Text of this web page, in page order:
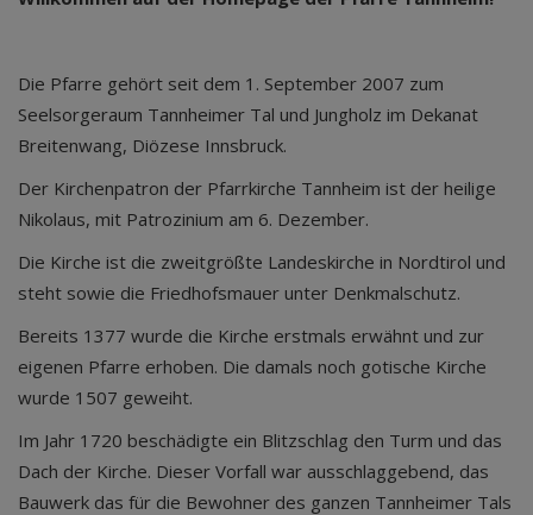
Die Pfarre gehört seit dem 1. September 2007 zum
Seelsorgeraum Tannheimer Tal und Jungholz im Dekanat
Breitenwang, Diözese Innsbruck.
Der Kirchenpatron der Pfarrkirche Tannheim ist der heilige
Nikolaus, mit Patrozinium am 6. Dezember.
Die Kirche ist die zweitgrößte Landeskirche in Nordtirol und
steht sowie die Friedhofsmauer unter Denkmalschutz.
Bereits 1377 wurde die Kirche erstmals erwähnt und zur
eigenen Pfarre erhoben. Die damals noch gotische Kirche
wurde 1507 geweiht.
Im Jahr 1720 beschädigte ein Blitzschlag den Turm und das
Dach der Kirche. Dieser Vorfall war ausschlaggebend, das
Bauwerk das für die Bewohner des ganzen Tannheimer Tals